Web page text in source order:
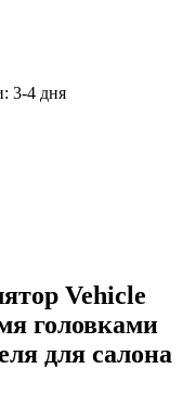
3-4 дня
Vehicle
головками
для салона